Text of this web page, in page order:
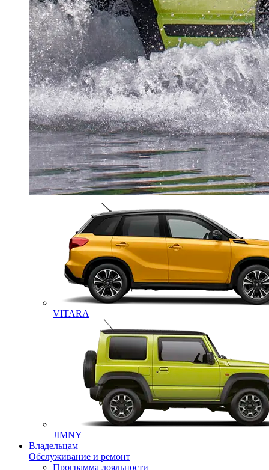
VITARA
JIMNY
Владельцам
Обслуживание и ремонт
Программа лояльности